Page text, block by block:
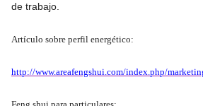
de trabajo.
Artículo sobre perfil energético:
http://www.areafengshui.com/index.php/